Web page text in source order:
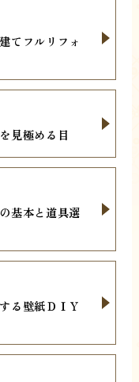
てフルリフォ
見極める目
基本と道具選
る壁紙ＤＩＹ